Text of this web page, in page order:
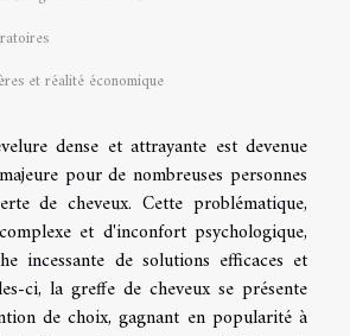
et réalité économique
dense et attrayante est devenue
pour de nombreuses personnes
de cheveux. Cette problématique,
et d'inconfort psychologique,
incessante de solutions efficaces et
ci, la greffe de cheveux se présente
de choix, gagnant en popularité à